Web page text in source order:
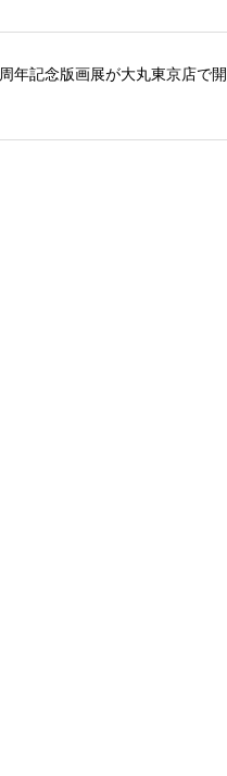
年記念版画展が大丸東京店で開